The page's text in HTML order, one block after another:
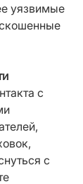
уязвимые
с
с